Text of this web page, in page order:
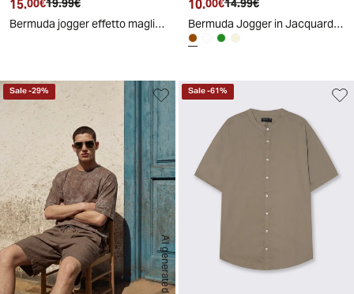
Bermuda jogger effetto maglia rigata - Beige
Bermuda Jogger in Jacquard Relaxed Fit - Moro
AI generated
Sale-29% Sale-61%